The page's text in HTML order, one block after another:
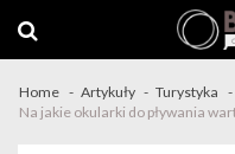
Home Artykuły
Turystyka
Na jakie okularki do pływania